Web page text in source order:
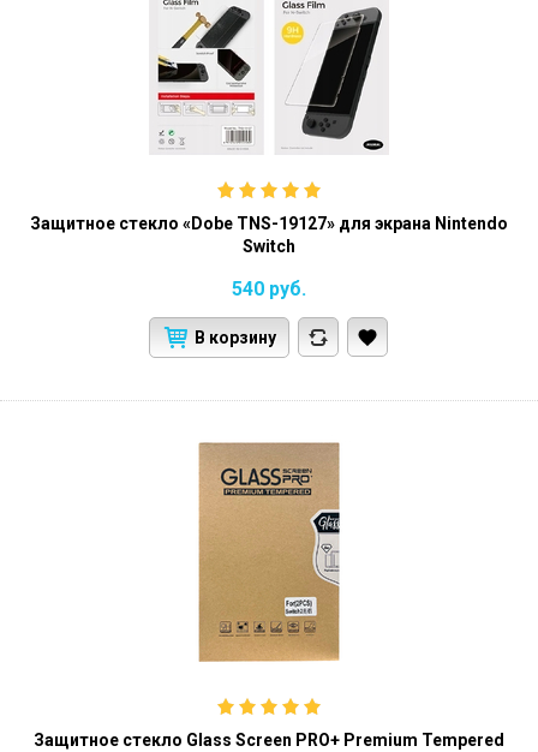
Защитное стекло «Dobe TNS-19127» для экрана Nintendo
Switch
540 руб.
В корзину
Защитное стекло Glass Screen PRO+ Premium Tempered